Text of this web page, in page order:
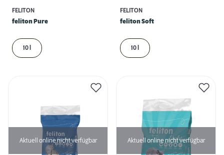
FELITON
feliton Pure
10 l
FELITON
feliton Soft
10 l
Aktuell online nicht verfügbar Aktuell online nicht verfügbar